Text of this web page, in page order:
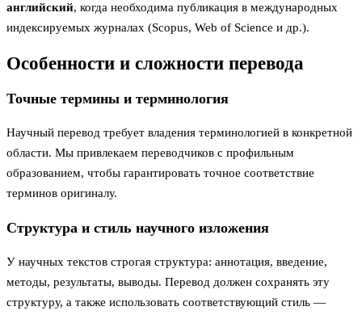
английский, когда необходима публикация в международных
индексируемых журналах (Scopus, Web of Science и др.).
Особенности и сложности перевода
Точные термины и терминология
Научный перевод требует владения терминологией в конкретной
области. Мы привлекаем переводчиков с профильным
образованием, чтобы гарантировать точное соответствие
терминов оригиналу.
Структура и стиль научного изложения
У научных текстов строгая структура: аннотация, введение,
методы, результаты, выводы. Перевод должен сохранять эту
структуру, а также использовать соответствующий стиль —